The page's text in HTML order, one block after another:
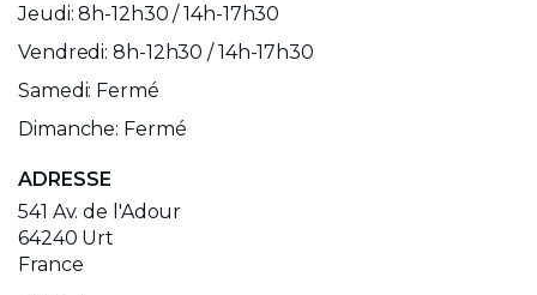
ADRESSE
541 Av. de l'Adour
64240 Urt
France
Jeudi: 8h-12h30 / 14h-17h30
Vendredi: 8h-12h30 / 14h-17h30
Samedi: Fermé
Dimanche: Fermé